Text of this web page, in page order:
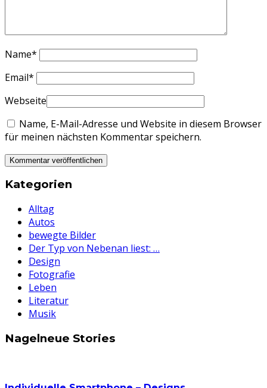
Name*
Email*
Webseite
Name, E-Mail-Adresse und Website in diesem Browser
für meinen nächsten Kommentar speichern.
Kategorien
Alltag
Autos
bewegte Bilder
Der Typ von Nebenan liest: …
Design
Fotografie
Leben
Literatur
Musik
Nagelneue Stories